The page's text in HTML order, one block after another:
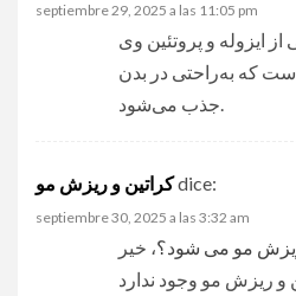
septiembre 29, 2025 a las 11:05 pm
از ایزوله و پروتئین وی
است که به‌راحتی در بدن
جذب می‌شود.
کراتین و ریزش موdice:
septiembre 30, 2025 a las 3:32 am
مو می شود؟، خیر